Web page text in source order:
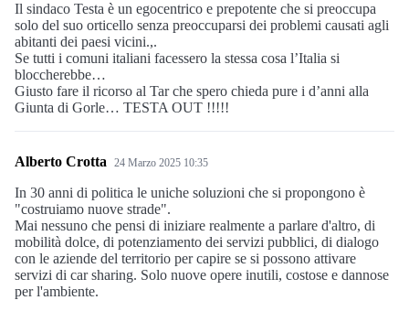
Il sindaco Testa è un egocentrico e prepotente che si preoccupa
solo del suo orticello senza preoccuparsi dei problemi causati agli
abitanti dei paesi vicini.,.
Se tutti i comuni italiani facessero la stessa cosa l’Italia si
bloccherebbe…
Giusto fare il ricorso al Tar che spero chieda pure i d’anni alla
Giunta di Gorle… TESTA OUT !!!!!
Alberto Crotta 24 Marzo 2025 10:35
In 30 anni di politica le uniche soluzioni che si propongono è
"costruiamo nuove strade".
Mai nessuno che pensi di iniziare realmente a parlare d'altro, di
mobilità dolce, di potenziamento dei servizi pubblici, di dialogo
con le aziende del territorio per capire se si possono attivare
servizi di car sharing. Solo nuove opere inutili, costose e dannose
per l'ambiente.